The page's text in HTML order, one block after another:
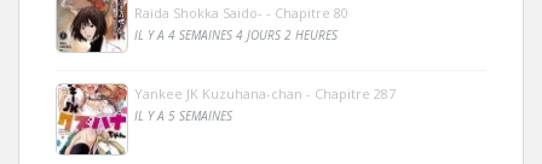
Raida Shokka Saido- - Chapitre 80
IL Y A 4 SEMAINES 4 JOURS 2 HEURES
Yankee JK Kuzuhana-chan - Chapitre 287
IL Y A 5 SEMAINES